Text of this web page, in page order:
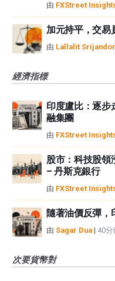
由 FXStreet
加元持平，交易
由 Lallalit
經濟指標
印度盧比：逐
融集團
由 FXStreet
股市：科技股領
– 丹斯克銀行
由 FXStreet
隨著油價反彈，
由 Sagar Dua | 40
次要貨幣對